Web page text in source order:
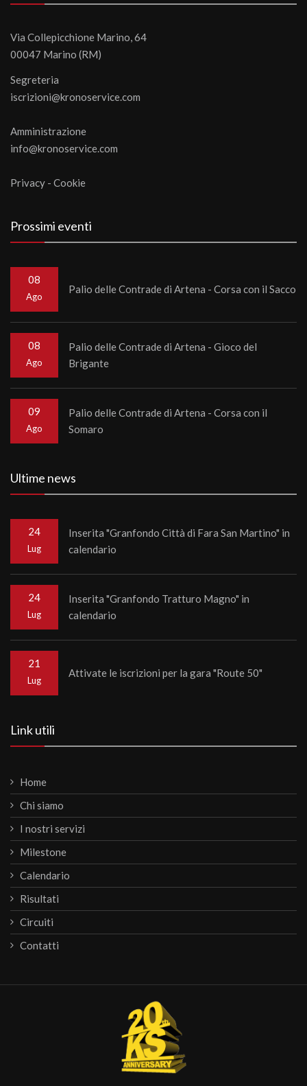
Via Collepicchione Marino, 64
00047 Marino (RM)
Segreteria
iscrizioni@kronoservice.com
Amministrazione
info@kronoservice.com
Privacy - Cookie
Prossimi eventi
08
Ago
Palio delle Contrade di Artena - Corsa con il Sacco
08
Ago
Palio delle Contrade di Artena - Gioco del
Brigante
09
Ago
Palio delle Contrade di Artena - Corsa con il
Somaro
Ultime news
24
Lug
Inserita "Granfondo Città di Fara San Martino" in
calendario
24
Lug
Inserita "Granfondo Tratturo Magno" in
calendario
21
Lug
Attivate le iscrizioni per la gara "Route 50"
Link utili
Home
Chi siamo
I nostri servizi
Milestone
Calendario
Risultati
Circuiti
Contatti